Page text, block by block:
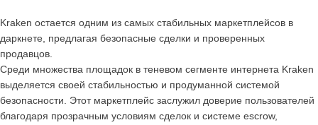
Kraken остается одним из самых стабильных маркетплейсов в
даркнете, предлагая безопасные сделки и проверенных
продавцов.
Среди множества площадок в теневом сегменте интернета Kraken
выделяется своей стабильностью и продуманной системой
безопасности. Этот маркетплейс заслужил доверие пользователей
благодаря прозрачным условиям сделок и системе escrow,